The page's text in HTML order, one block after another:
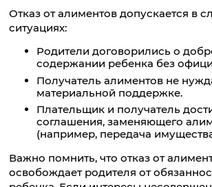
Отказ от алиментов допускается в
ситуациях:
Родители договорились о
содержании ребенка без
Получатель алиментов не
материальной поддержке.
Плательщик и получатель
соглашения, заменяющего
(например, передача
Важно помнить, что отказ от
освобождает родителя от